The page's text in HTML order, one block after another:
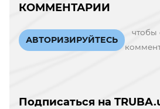
КОММЕНТАРИИ
АВТОРИЗИРУЙТЕСЬ
чтобы
Подписаться на